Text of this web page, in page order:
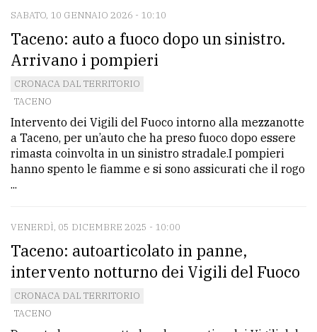
SABATO, 10 GENNAIO 2026 - 10:10
Taceno: auto a fuoco dopo un sinistro.
Arrivano i pompieri
CRONACA DAL TERRITORIO
TACENO
Intervento dei Vigili del Fuoco intorno alla mezzanotte
a Taceno, per un’auto che ha preso fuoco dopo essere
rimasta coinvolta in un sinistro stradale.I pompieri
hanno spento le fiamme e si sono assicurati che il rogo
...
VENERDÌ, 05 DICEMBRE 2025 - 10:00
Taceno: autoarticolato in panne,
intervento notturno dei Vigili del Fuoco
CRONACA DAL TERRITORIO
TACENO